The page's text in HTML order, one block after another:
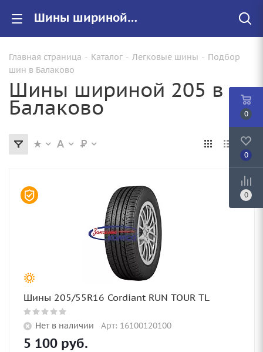
Шины шириной 205 купить в Балаково недорого, цены на резину 205, высота профиля 55, посадочный диаметр 16
Главная страница - Каталог - Легковые шины - Подбор
шин в Балаково
Шины шириной 205 в
Балаково
Шины 205/55R16 Cordiant RUN TOUR TL
Нет в наличии Арт: 16100120100
5 100 руб.
0
0
0